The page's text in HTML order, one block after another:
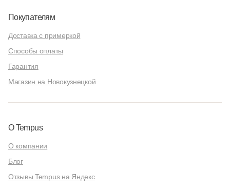
Покупателям
Доставка с примеркой
Способы оплаты
Гарантия
Магазин на Новокузнецкой
О Tempus
О компании
Блог
Отзывы Tempus на Яндекс